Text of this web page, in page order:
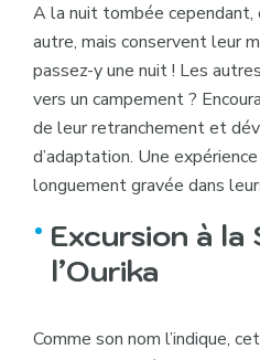
A la nuit tombée
autre, mais conservent leur
passez-y une nuit ! Les
vers un campement ?
de leur retranchement et
d’adaptation. Une
longuement gravée dans
Excursion à
l’Ourika
Comme son nom l’indique,